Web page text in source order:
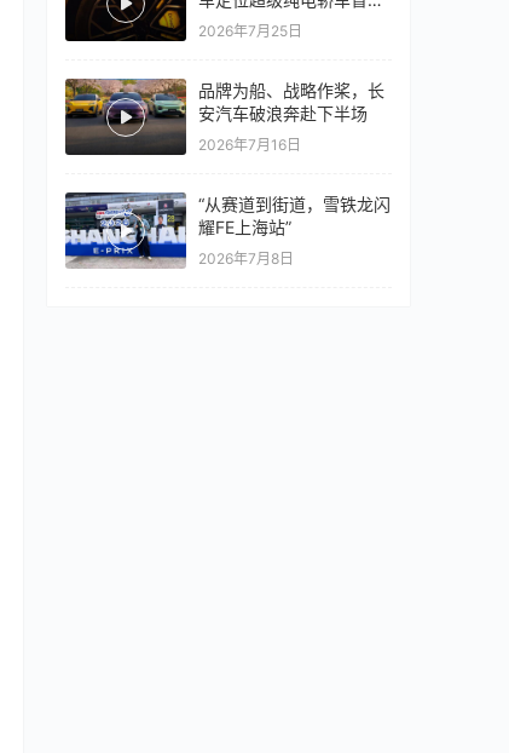
18万以上
2026年7月25日
品牌为船、战略作桨，长
安汽车破浪奔赴下半场
2026年7月16日
“从赛道到街道，雪铁龙闪
耀FE上海站”
2026年7月8日